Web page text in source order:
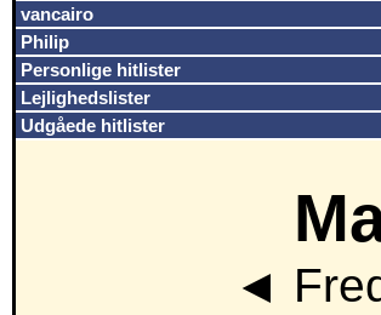
vancairo
Philip
Personlige hitlister
Lejlighedslister
Udgåede hitlister
◄